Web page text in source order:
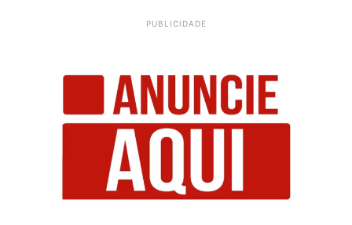
PUBLICIDADE